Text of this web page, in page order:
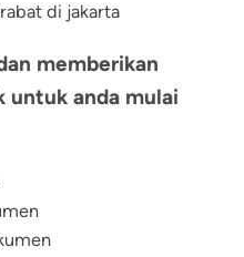
di jakarta
memberikan
untuk anda mulai